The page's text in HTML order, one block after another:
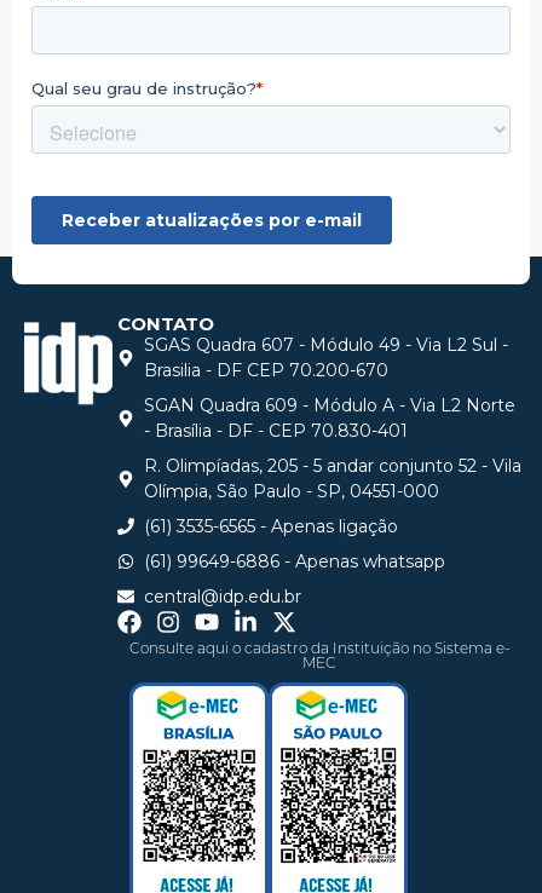
CONTATO
SGAS Quadra 607 - Módulo 49 - Via L2 Sul -
Brasilia - DF CEP 70.200-670
SGAN Quadra 609 - Módulo A - Via L2 Norte
- Brasília - DF - CEP 70.830-401
R. Olimpíadas, 205 - 5 andar conjunto 52 - Vila
Olímpia, São Paulo - SP, 04551-000
(61) 3535-6565 - Apenas ligação
(61) 99649-6886 - Apenas whatsapp
central@idp.edu.br
Consulte aqui o cadastro da Instituição no Sistema e-
MEC